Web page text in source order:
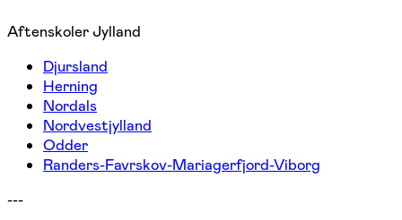
Aftenskoler Jylland
Djursland
Herning
Nordals
Nordvestjylland
Odder
Randers-Favrskov-Mariagerfjord-Viborg
---